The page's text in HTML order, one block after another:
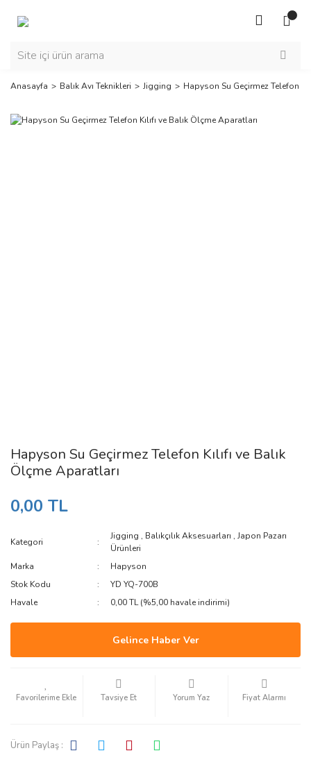
Anasayfa Balık Avı Teknikleri Jigging Hapyson Su Geçirmez Telefon
Hapyson Su Geçirmez Telefon Kılıfı ve Balık
Ölçme Aparatları
0,00 TL
Kategori
Jigging , Balıkçılık Aksesuarları ,Japon Pazarı
Ürünleri
Marka
Hapyson
Stok Kodu
YD YQ-700B
Havale
0,00 TL (%5,00 havale indirimi)
Gelince Haber Ver
Tavsiye Et Yorum Yaz Fiyat Alarmı
Ürün Paylaş :